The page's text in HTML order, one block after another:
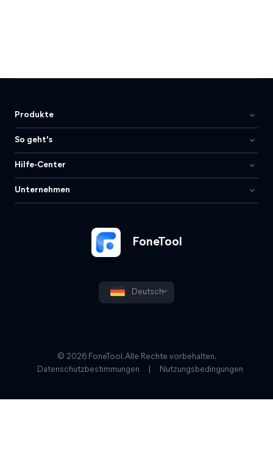
FoneTool
Deutsch
Produkte
So geht's
Hilfe-Center
Unternehmen
© 2026 FoneTool. Alle Rechte vorbehalten.
Datenschutzbestimmungen
Nutzungsbedingungen